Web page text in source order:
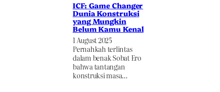
ICF: Game Changer
Dunia Konstruksi
yang Mungkin
Belum Kamu Kenal
1 August 2025
Pernahkah terlintas
dalam benak Sobat Ero
bahwa tantangan
konstruksi masa…